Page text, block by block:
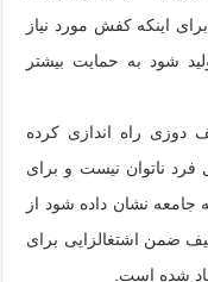
اینکه کفش مورد نیاز
شود به حمایت بیشتر
دوزی راه اندازی کرده
ناتوان نیست و برای
نشان داده شود از
ضمن اشتغالزایی برای